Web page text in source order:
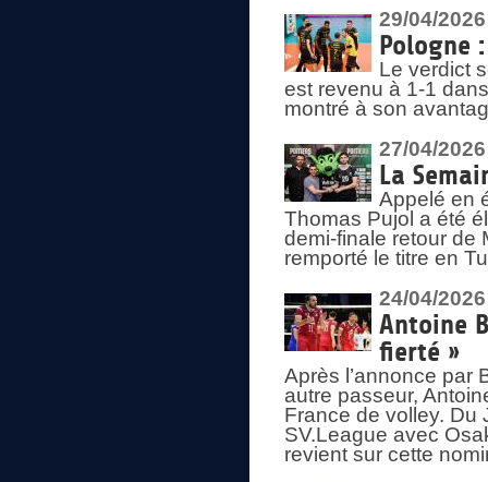
29/04/2026
Pologne
Le verdict
est revenu à 1-1
montré à son
27/04/2026
La
Appelé en
Thomas Pujol a été
demi-finale retour de
remporté le titre en
24/04/2026
Antoine
fierté »
Après l’annonce par
autre passeur,
France de volley. Du
SV.League avec
revient sur cette